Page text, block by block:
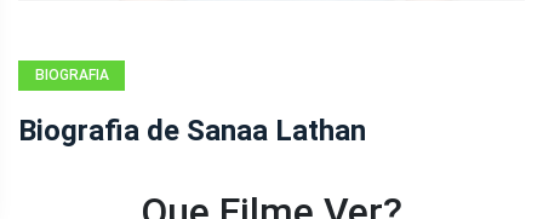
BIOGRAFIA
Biografia de Sanaa Lathan